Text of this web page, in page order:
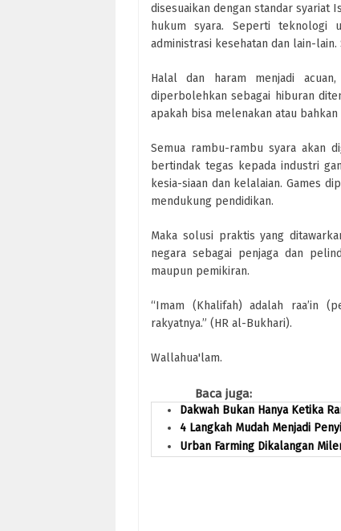
disesuaikan dengan standar syariat
hukum syara. Seperti teknologi
administrasi kesehatan dan lain-
Halal dan haram menjadi
diperbolehkan sebagai hiburan
apakah bisa melenakan atau
Semua rambu-rambu syara akan
bertindak tegas kepada industri
kesia-siaan dan kelalaian. Games
mendukung pendidikan.
Maka solusi praktis yang
negara sebagai penjaga dan
maupun pemikiran.
“Imam (Khalifah) adalah raa’in
rakyatnya.” (HR al-Bukhari).
Wallahua'lam.
Baca juga:
Dakwah Bukan Hanya Ketika
4 Langkah Mudah Menjadi
Urban Farming Dikalangan